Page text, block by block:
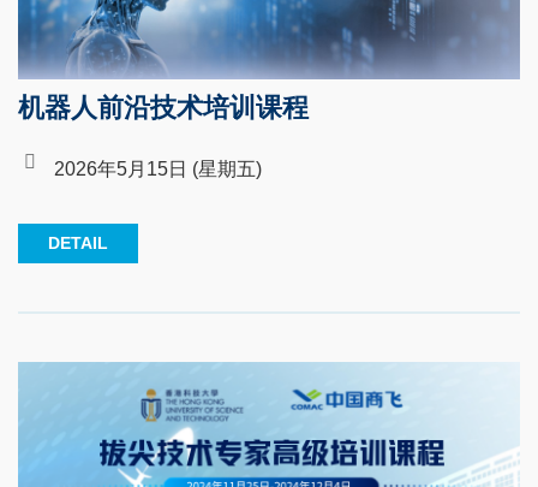
机器人前沿技术培训课程
2026年5月15日 (星期五)
DETAIL